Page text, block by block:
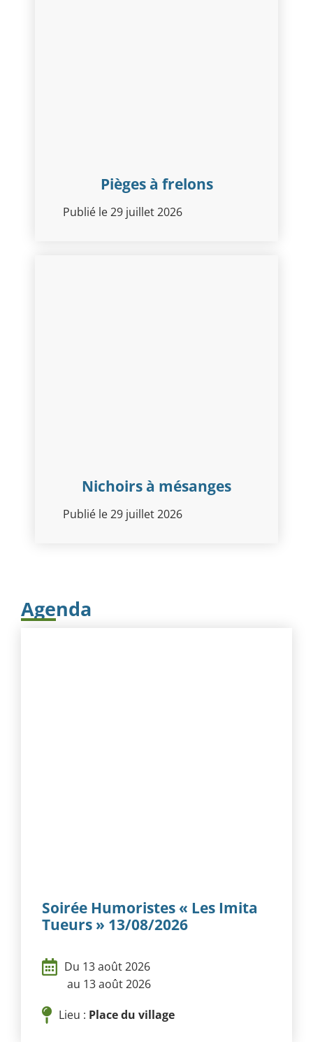
Pièges à frelons
Publié le 29 juillet 2026
Nichoirs à mésanges
Publié le 29 juillet 2026
Agenda
Soirée Humoristes « Les Imita
Tueurs » 13/08/2026
Du 13 août 2026
au 13 août 2026
Lieu : Place du village